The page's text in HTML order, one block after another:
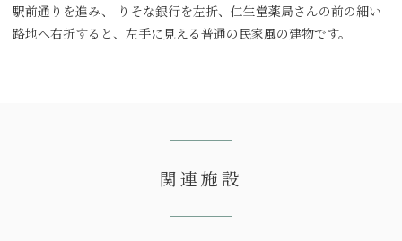
駅前通りを進み、 りそな銀行を左折、仁生堂薬局さんの前の細い
路地へ右折すると、左手に見える普通の民家風の建物です。
関連施設